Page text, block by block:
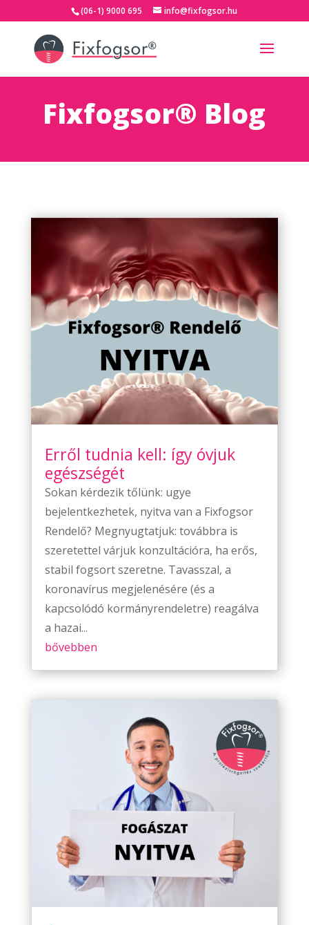
(06-1) 9000 695 info@fixfogsor.hu
Fixfogsor® Blog
Erről tudnia kell: így óvjuk
egészségét
Sokan kérdezik tőlünk: ugye
bejelentkezhetek, nyitva van a Fixfogsor
Rendelő? Megnyugtatjuk: továbbra is
szeretettel várjuk konzultációra, ha erős,
stabil fogsort szeretne. Tavasszal, a
koronavírus megjelenésére (és a
kapcsolódó kormányrendeletre) reagálva
a hazai...
bővebben